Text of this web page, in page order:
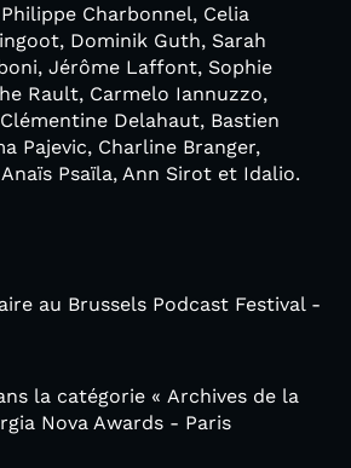
Charbonnel, Celia
Dominik Guth, Sarah
Jérôme Laffont, Sophie
Rault, Carmelo Iannuzzo,
Delahaut, Bastien
Pajevic, Charline Branger,
Psaïla, Ann Sirot et Idalio.
au Brussels Podcast Festival -
la catégorie « Archives de la
Nova Awards - Paris